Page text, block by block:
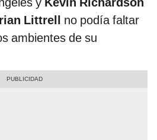
Littrell no podía faltar
ambientes de su